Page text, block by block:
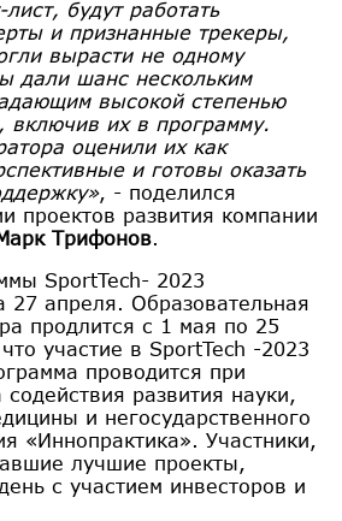
будут работать
и признанные трекеры,
вырасти не одному
дали шанс нескольким
высокой степенью
включив их в программу.
оценили их как
и готовы оказать
, - поделился
проектов развития компании
Трифонов.
SportTech- 2023
27 апреля. Образовательная
продлится с 1 мая по 25
участие в SportTech -2023
проводится при
развития науки,
и негосударственного
«Иннопрактика». Участники,
лучшие проекты,
с участием инвесторов и